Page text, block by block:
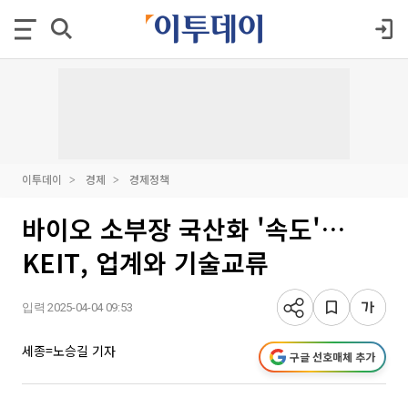
이투데이 경제 경제정책
바이오 소부장 국산화 '속도'…
KEIT, 업계와 기술교류
입력 2025-04-04 09:53
세종=노승길 기자 구글 선호매체 추가